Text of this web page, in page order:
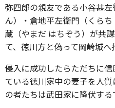
弥四郎の親友である小谷甚
ん）・倉地平左衛門（くら
蔵（やまだ はちぞう）が共
て、徳川方と偽って岡崎城へ
侵入に成功したらただちに
ている徳川家中の妻子を人
の者たちは武田家に降伏する